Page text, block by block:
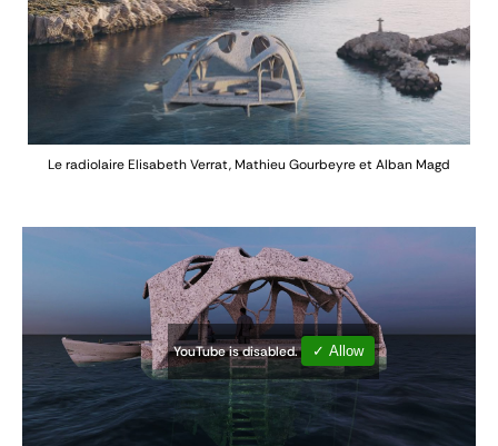
Le radiolaireElisabeth Verrat, Mathieu Gourbeyre et Alban Magd
YouTube is disabled. ✓ Allow